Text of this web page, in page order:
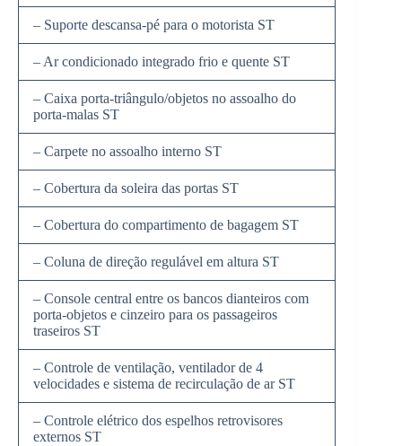
– Suporte descansa-pé para o motorista ST
– Ar condicionado integrado frio e quente ST
– Caixa porta-triângulo/objetos no assoalho do
porta-malas ST
– Carpete no assoalho interno ST
– Cobertura da soleira das portas ST
– Cobertura do compartimento de bagagem ST
– Coluna de direção regulável em altura ST
– Console central entre os bancos dianteiros com
porta-objetos e cinzeiro para os passageiros
traseiros ST
– Controle de ventilação, ventilador de 4
velocidades e sistema de recirculação de ar ST
– Controle elétrico dos espelhos retrovisores
externos ST